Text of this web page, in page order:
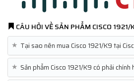
CÂU HỎI VỀ SẢN PHẨM CISCO 1921/
★ Tại sao nên mua Cisco 1921/K9 tại
★ Sản phẩm Cisco 1921/K9 có phải chính